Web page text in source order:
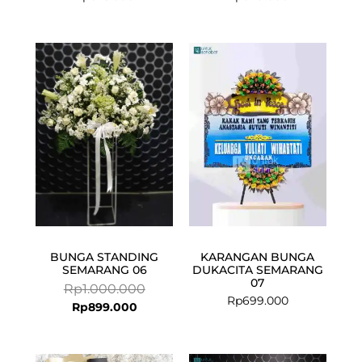
BUNGA STANDING
SEMARANG 06
Rp1.000.000
Original
price
was:
Rp1.000.000.
Rp899.000
Current
price
is:
Rp899.000.
KARANGAN BUNGA
DUKACITA SEMARANG
07
Rp699.000